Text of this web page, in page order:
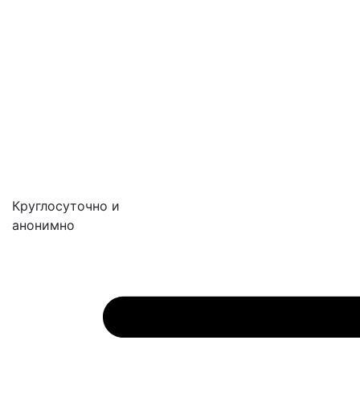
Круглосуточно и
анонимно